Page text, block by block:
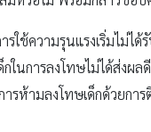
ใช้ความรุนแรงเริ่มไม่
กในการลงโทษไม่ได้ส่ง
รห้ามลงโทษเด็กด้วยก